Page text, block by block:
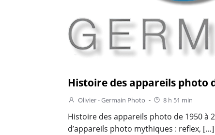
Histoire des appareils photo
Olivier - Germain Photo - 8 h 51 min
Histoire des appareils photo de 1950 à
d’appareils photo mythiques : reflex, […]